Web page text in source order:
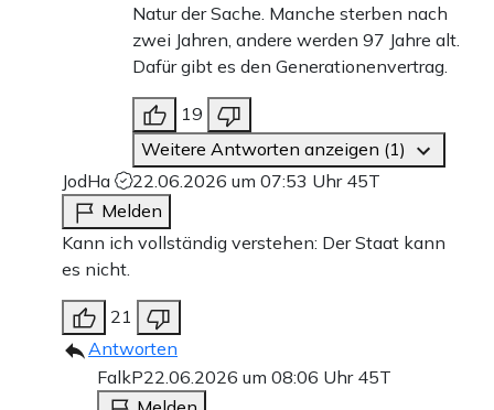
Natur der Sache. Manche sterben nach
zwei Jahren, andere werden 97 Jahre alt.
Dafür gibt es den Generationenvertrag.
19
Weitere Antworten anzeigen (1)
JodHa
22.06.2026 um 07:53 Uhr 45T
Melden
Kann ich vollständig verstehen: Der Staat kann
es nicht.
21
Antworten
FalkP22.06.2026 um 08:06 Uhr 45T